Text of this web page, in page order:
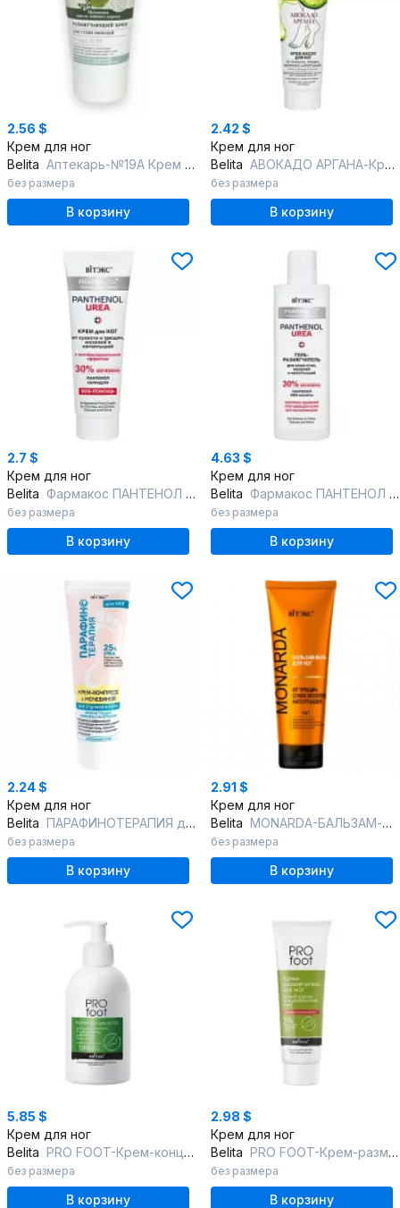
2.56 $
Крем для ног
Belita Аптекарь-№19А Крем для ног против сухих мозолей,.без коробки Н
без размера
В корзину
2.42 $
Крем для ног
Belita АВОКАДО АРГАНА-Крем- масло ДЛЯ НОГ от сухости, трещин, мозолей, натопт
без размера
В корзину
2.7 $
Крем для ног
Belita Фармакос ПАНТЕНОЛ Крем д/НОГ от сухости и трещин,мозолей и натоптыш. с
без размера
В корзину
4.63 $
Крем для ног
Belita Фармакос ПАНТЕНОЛ Гель-размягчитель д/стоп, мозолей и натоптышей
без размера
В корзину
2.24 $
Крем для ног
Belita ПАРАФИНОТЕРАПИЯ для НОГ-Крем-компресс с мочевиной ПРОТИВ ТРЕЩИН,МОЗОЛЕ
без размера
В корзину
2.91 $
Крем для ног
Belita MONARDA-БАЛЬЗАМ-МАЗЬ для ног ОТ ТРЕЩИН,СУХИХ МОЗОЛЕЙ,НАТОПТЫШЕЙ 4в1 с
без размера
В корзину
5.85 $
Крем для ног
Belita PRO FOOT-Крем-концентрат для сухой, склонной к ороговению кожи стоп
без размера
В корзину
2.98 $
Крем для ног
Belita PRO FOOT-Крем-размягчитель д/ног пр/мозолей и огруб.кожи стоп
без размера
В корзину